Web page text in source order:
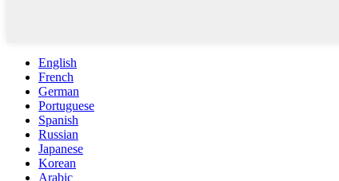
English
French
German
Portuguese
Spanish
Russian
Japanese
Korean
Arabic